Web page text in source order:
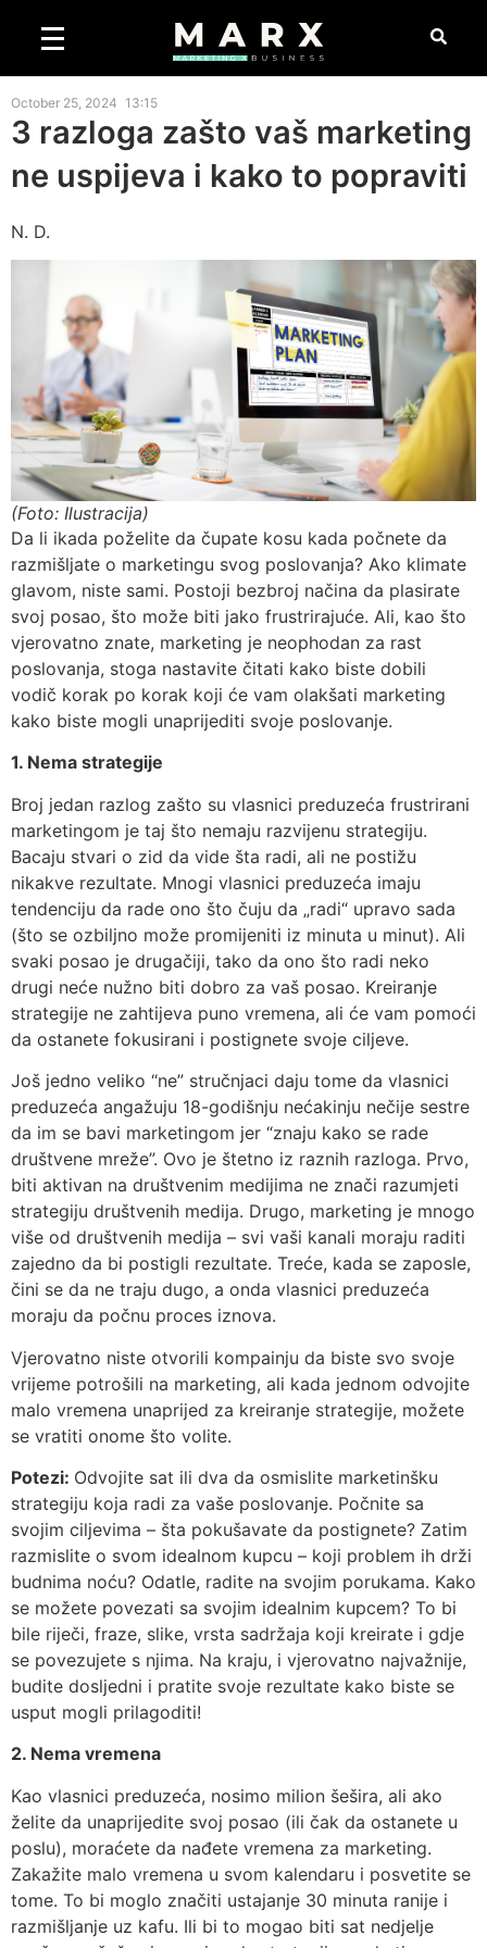
October 25, 2024 13:15
3 razloga zašto vaš marketing
ne uspijeva i kako to popraviti
N. D.
(Foto: Ilustracija)
Da li ikada poželite da čupate kosu kada počnete da
razmišljate o marketingu svog poslovanja? Ako klimate
glavom, niste sami. Postoji bezbroj načina da plasirate
svoj posao, što može biti jako frustrirajuće. Ali, kao što
vjerovatno znate, marketing je neophodan za rast
poslovanja, stoga nastavite čitati kako biste dobili
vodič korak po korak koji će vam olakšati marketing
kako biste mogli unaprijediti svoje poslovanje.
1. Nema strategije
Broj jedan razlog zašto su vlasnici preduzeća frustrirani
marketingom je taj što nemaju razvijenu strategiju.
Bacaju stvari o zid da vide šta radi, ali ne postižu
nikakve rezultate. Mnogi vlasnici preduzeća imaju
tendenciju da rade ono što čuju da „radi“ upravo sada
(što se ozbiljno može promijeniti iz minuta u minut). Ali
svaki posao je drugačiji, tako da ono što radi neko
drugi neće nužno biti dobro za vaš posao. Kreiranje
strategije ne zahtijeva puno vremena, ali će vam pomoći
da ostanete fokusirani i postignete svoje ciljeve.
Još jedno veliko “ne” stručnjaci daju tome da vlasnici
preduzeća angažuju 18-godišnju nećakinju nečije sestre
da im se bavi marketingom jer “znaju kako se rade
društvene mreže”. Ovo je štetno iz raznih razloga. Prvo,
biti aktivan na društvenim medijima ne znači razumjeti
strategiju društvenih medija. Drugo, marketing je mnogo
više od društvenih medija – svi vaši kanali moraju raditi
zajedno da bi postigli rezultate. Treće, kada se zaposle,
čini se da ne traju dugo, a onda vlasnici preduzeća
moraju da počnu proces iznova.
Vjerovatno niste otvorili kompainju da biste svo svoje
vrijeme potrošili na marketing, ali kada jednom odvojite
malo vremena unaprijed za kreiranje strategije, možete
se vratiti onome što volite.
Potezi: Odvojite sat ili dva da osmislite marketinšku
strategiju koja radi za vaše poslovanje. Počnite sa
svojim ciljevima – šta pokušavate da postignete? Zatim
razmislite o svom idealnom kupcu – koji problem ih drži
budnima noću? Odatle, radite na svojim porukama. Kako
se možete povezati sa svojim idealnim kupcem? To bi
bile riječi, fraze, slike, vrsta sadržaja koji kreirate i gdje
se povezujete s njima. Na kraju, i vjerovatno najvažnije,
budite dosljedni i pratite svoje rezultate kako biste se
usput mogli prilagoditi!
2. Nema vremena
Kao vlasnici preduzeća, nosimo milion šešira, ali ako
želite da unaprijedite svoj posao (ili čak da ostanete u
poslu), moraćete da nađete vremena za marketing.
Zakažite malo vremena u svom kalendaru i posvetite se
tome. To bi moglo značiti ustajanje 30 minuta ranije i
razmišljanje uz kafu. Ili bi to mogao biti sat nedjelje